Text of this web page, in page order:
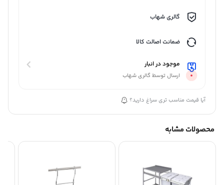
گالری شهاب
ضمانت اصالت کالا
موجود در انبار
ارسال توسط گالری شهاب
آیا قیمت مناسب تری سراغ دارید؟
محصولات مشابه